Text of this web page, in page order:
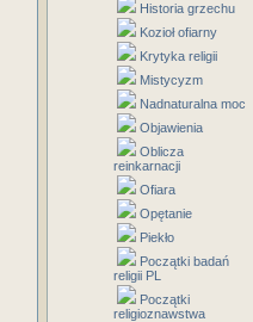
Historia grzechu
Kozioł ofiarny
Krytyka religii
Mistycyzm
Nadnaturalna moc
Objawienia
Oblicza
reinkarnacji
Ofiara
Opętanie
Piekło
Początki badań
religii PL
Początki
religioznawstwa